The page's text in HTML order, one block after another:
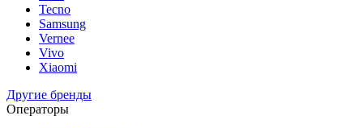
Tecno
Samsung
Vernee
Vivo
Xiaomi
Другие бренды
Операторы